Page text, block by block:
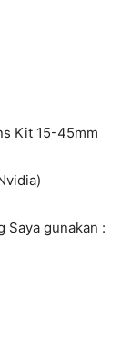
Kit 15-45mm
Saya gunakan :